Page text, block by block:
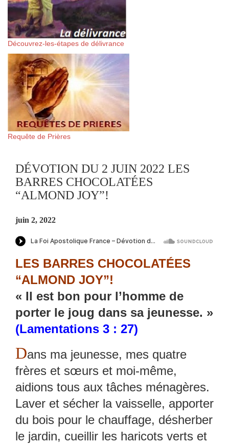
Découvrez-les-étapes de délivrance
Requête de Prières
DÉVOTION DU 2 JUIN 2022 LES
BARRES CHOCOLATÉES
“ALMOND JOY”!
juin 2, 2022
LES BARRES CHOCOLATÉES
“ALMOND JOY”!
« Il est bon pour l’homme de
porter le joug dans sa jeunesse. »
(Lamentations 3 : 27)
Dans ma jeunesse, mes quatre
frères et sœurs et moi-même,
aidions tous aux tâches ménagères.
Laver et sécher la vaisselle, apporter
du bois pour le chauffage, désherber
le jardin, cueillir les haricots verts et